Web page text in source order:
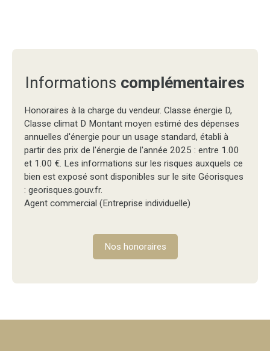
Informations complémentaires
Honoraires à la charge du vendeur. Classe énergie D,
Classe climat D Montant moyen estimé des dépenses
annuelles d'énergie pour un usage standard, établi à
partir des prix de l'énergie de l'année 2025 : entre 1.00
et 1.00 €. Les informations sur les risques auxquels ce
bien est exposé sont disponibles sur le site Géorisques
: georisques.gouv.fr.
Agent commercial (Entreprise individuelle)
Nos honoraires